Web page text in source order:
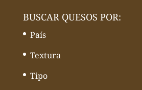
BUSCAR QUESOS POR:
País
Textura
Tipo